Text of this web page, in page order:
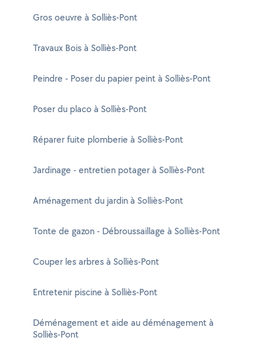
Gros oeuvre à Solliès-Pont
Travaux Bois à Solliès-Pont
Peindre - Poser du papier peint à Solliès-Pont
Poser du placo à Solliès-Pont
Réparer fuite plomberie à Solliès-Pont
Jardinage - entretien potager à Solliès-Pont
Aménagement du jardin à Solliès-Pont
Tonte de gazon - Débroussaillage à Solliès-Pont
Couper les arbres à Solliès-Pont
Entretenir piscine à Solliès-Pont
Déménagement et aide au déménagement à
Solliès-Pont